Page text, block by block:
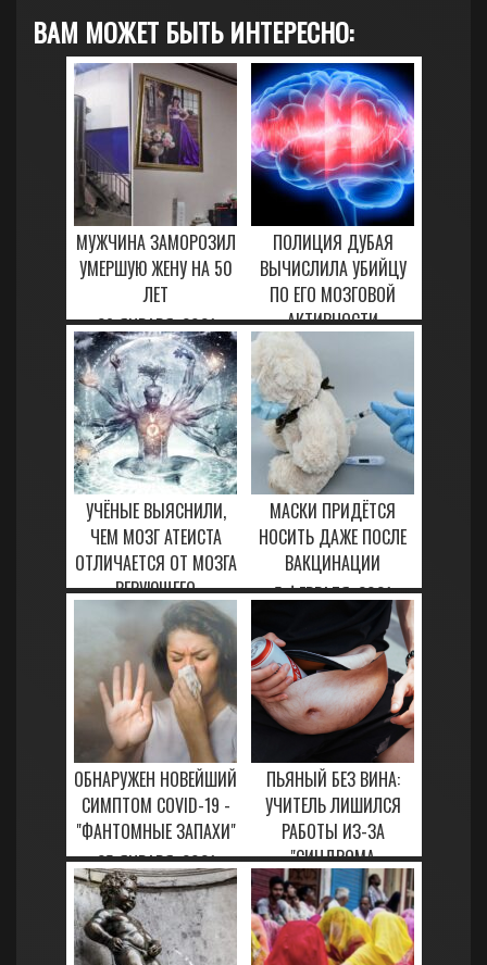
ВАМ МОЖЕТ БЫТЬ ИНТЕРЕСНО:
МУЖЧИНА ЗАМОРОЗИЛ
УМЕРШУЮ ЖЕНУ НА 50
ЛЕТ
28 ЯНВАРЯ, 2021
ПОЛИЦИЯ ДУБАЯ
ВЫЧИСЛИЛА УБИЙЦУ
ПО ЕГО МОЗГОВОЙ
АКТИВНОСТИ
30 ЯНВАРЯ, 2021
УЧЁНЫЕ ВЫЯСНИЛИ,
ЧЕМ МОЗГ АТЕИСТА
ОТЛИЧАЕТСЯ ОТ МОЗГА
ВЕРУЮЩЕГО
24 ЯНВАРЯ, 2021
МАСКИ ПРИДЁТСЯ
НОСИТЬ ДАЖЕ ПОСЛЕ
ВАКЦИНАЦИИ
5 ФЕВРАЛЯ, 2021
ОБНАРУЖЕН НОВЕЙШИЙ
СИМПТОМ COVID-19 -
"ФАНТОМНЫЕ ЗАПАХИ"
25 ЯНВАРЯ, 2021
ПЬЯНЫЙ БЕЗ ВИНА:
УЧИТЕЛЬ ЛИШИЛСЯ
РАБОТЫ ИЗ-ЗА
"СИНДРОМА
ПИВОВАРНИ"
22 МАРТА, 2023